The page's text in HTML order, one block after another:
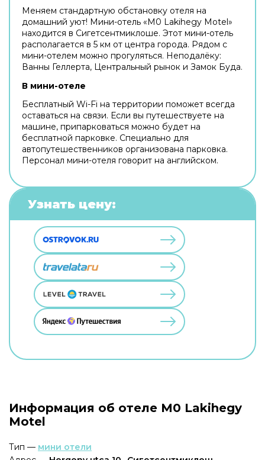
Меняем стандартную обстановку отеля на
домашний уют! Мини-отель «M0 Lakihegy Motel»
находится в Сигетсентмиклоше. Этот мини-отель
располагается в 5 км от центра города. Рядом с
мини-отелем можно прогуляться. Неподалёку:
Ванны Геллерта, Центральный рынок и Замок Буда.
В мини-отеле
Бесплатный Wi-Fi на территории поможет всегда
оставаться на связи. Если вы путешествуете на
машине, припарковаться можно будет на
бесплатной парковке. Специально для
автопутешественников организована парковка.
Персонал мини-отеля говорит на английском.
Узнать цену:
Информация об отеле M0 Lakihegy
Motel
Тип — мини отели